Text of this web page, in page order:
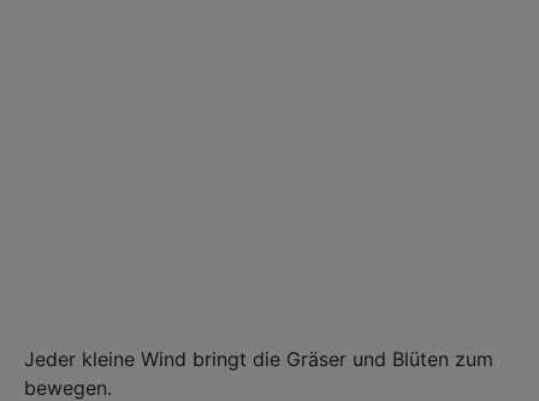
Jeder kleine Wind bringt die Gräser und Blüten zum
bewegen.